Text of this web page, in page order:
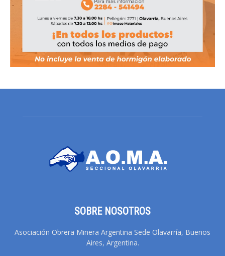
SOBRE NOSOTROS
Asociación Obrera Minera Argentina Sede Olavarría, Buenos
Aires, Argentina.